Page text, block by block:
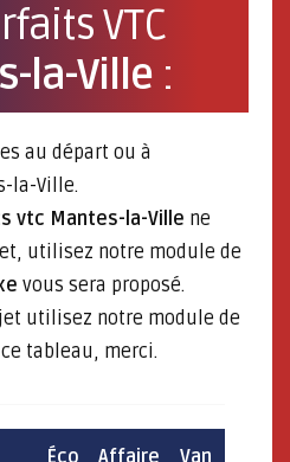
VTC
la-Ville :
au départ ou à
la-Ville.
vtc Mantes-la-Ville ne
utilisez notre module de
vous sera proposé.
utilisez notre module de
tableau, merci.
Éco Affaire Van